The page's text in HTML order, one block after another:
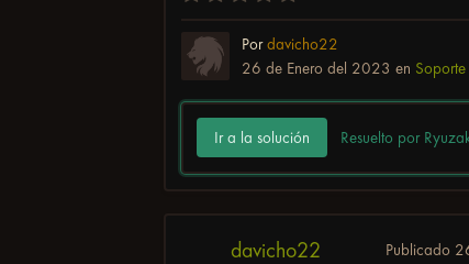
Pordavicho22
26 de Enero del 2023 en
Ir a la solución Resuelto por
davicho22 Publicado